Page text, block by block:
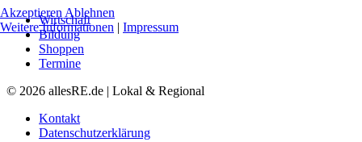
Wirtschaft
Bildung
Shoppen
Termine
© 2026 allesRE.de | Lokal & Regional
Kontakt
Datenschutzerklärung
Akzeptieren Ablehnen
Weitere Informationen | Impressum